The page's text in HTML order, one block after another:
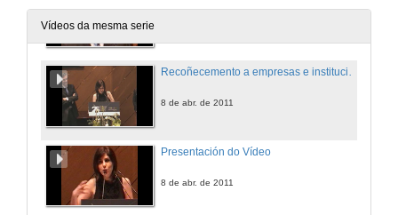
Vídeos da mesma serie
Recoñecemento a empresas e institucións
8 de abr. de 2011
Presentación do Vídeo
8 de abr. de 2011